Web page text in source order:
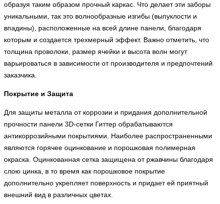
образуя таким образом прочный каркас. Что делает эти заборы
уникальными, так это волнообразные изгибы (выпуклости и
впадины), расположенные на всей длине панели, благодаря
которым и создается трехмерный эффект. Важно отметить, что
толщина проволоки, размер ячейки и высота волн могут
варьироваться в зависимости от производителя и предпочтений
заказчика.
Покрытие и Защита
Для защиты металла от коррозии и придания дополнительной
прочности панели 3D-сетки Гиттер обрабатываются
антикоррозийными покрытиями. Наиболее распространенными
являются горячее оцинкование и порошковая полимерная
окраска. Оцинкованная сетка защищена от ржавчины благодаря
слою цинка, в то время как порошковое покрытие
дополнительно укрепляет поверхность и придает ей приятный
внешний вид в различных цветах.